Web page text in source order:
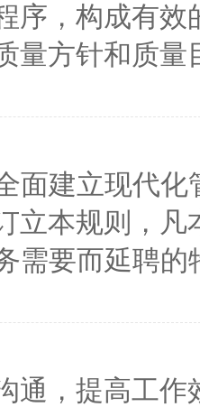
序，构成有
量方针和质
面建立现代
立本规则，
需要而延聘
通，提高工